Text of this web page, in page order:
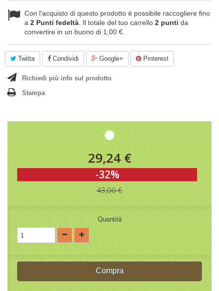
Con l'acquisto di questo prodotto è possibile raccogliere fino
a 2 Punti fedeltà . Il totale del tuo carrello 2 punti da
convertire in un buono di 1,00 €
Twitta Condividi Google+ Pinterest
Richiedi più info sul prodotto
Stampa
29,24 €
-32%
43,00 €
Quantità
Compra